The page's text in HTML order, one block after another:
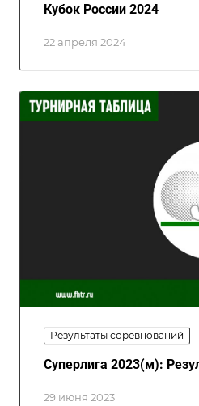
22 апреля 2024
Кубок России 2024
Результаты соревнований
29 июня 2023
Суперлига 2023(м):